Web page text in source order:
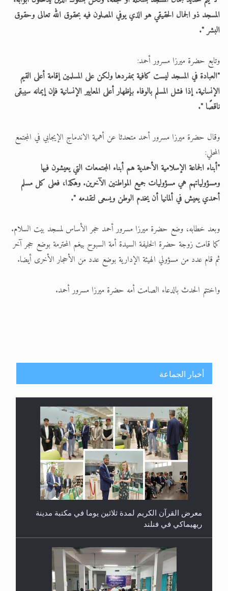
المسجد ذو الجمال الحقيقي هو الذي يوفي المصلون فيه بحقوق الله تعالى وحقوق
البشر ".
وتابع حضرة ميرزا مسرور أحمد:
"العبادة في المسجد ليست كافية بمفردها ولكن على المسلمين إقامة أعلى القيم
الإنسانية. إذا فشل المسلم بالوفاء بإظهار أعلى المعايير الإنسانية فإن إيمانه سيبقى
ناقصًا ".
وقال حضرة ميرزا مسرور أحمد متحدثا عن أهمية الاندماج الإيجابي في المجتمع
المحلي:
"أبناء الجماعة الإسلامية الأحمدية هم أبناء المجتمعات التي يعيشون فيها
ومسؤولياتهم هي مسؤوليات جميع المواطنين الآخرين. وهكذا، فعلى كل مسلم
أحمدي يعيش في ألمانيا أن يخدم الوطن ويسعى لتقدمه ".
وبعد خطابه، وضع حضرة ميرزا مسرور أحمد حجر الأساس لمسجد بيت السلام.
كما قامت زوجة حضرة الخليفة السيدة أمة السبوح بيغم المحترمة بوضع حجر آخر
ثم قام عدد من مسؤولي الهيئة الإدارية بوضع عدد من الأحجار الأخرى أيضا.
واختتم الحدث بالدعاء الصامت أمه حضرة ميرزا مسرور أحمد.
أخبار الجماعة
معرض القرآن الكريم لمدة ثلاثين يوما في مكتبة مدينة
ريهيماكي في فنلند